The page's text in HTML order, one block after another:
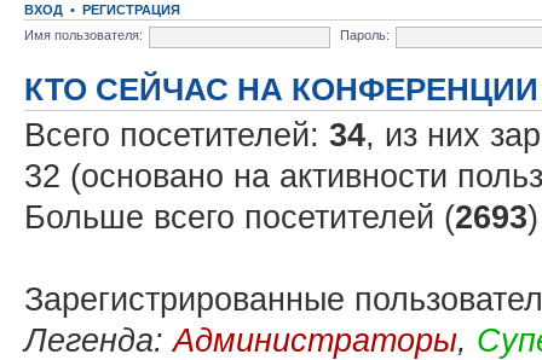
ВХОД • РЕГИСТРАЦИЯ
Имя пользователя:
Пароль:
КТО СЕЙЧАС НА КОНФЕРЕНЦИИ
Всего посетителей: 34, из них
32 (основано на активности
Больше всего посетителей (2693
Зарегистрированные
Легенда:Администраторы,